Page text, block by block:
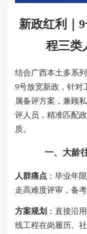
新政红利｜
程三类
结合广西本土多系
9号放宽新政，针对
属备评方案，兼顾
评人员，精准匹配
质。
一、大龄
人群痛点 ：毕业年
走高难度评审，备考
方案规划 ：直接沿
线工程在岗履历、